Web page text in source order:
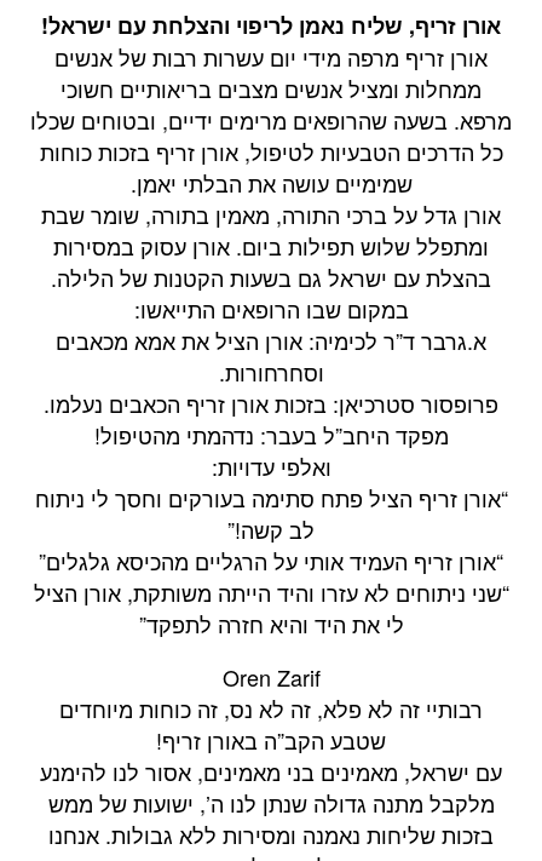
אורן זריף, שליח נאמן לריפוי והצלחת עם ישראל!
אורן זריף מרפה מידי יום עשרות רבות של אנשים
ממחלות ומציל אנשים מצבים בריאותיים חשוכי
מרפא. בשעה שהרופאים מרימים ידיים, ובטוחים שכלו
כל הדרכים הטבעיות לטיפול, אורן זריף בזכות כוחות
שמימיים עושה את הבלתי יאמן.
אורן גדל על ברכי התורה, מאמין בתורה, שומר שבת
ומתפלל שלוש תפילות ביום. אורן עסוק במסירות
בהצלת עם ישראל גם בשעות הקטנות של הלילה.
במקום שבו הרופאים התייאשו:
א.גרבר ד”ר לכימיה: אורן הציל את אמא מכאבים
וסחרחורות.
פרופסור סטרכיאן: בזכות אורן זריף הכאבים נעלמו.
מפקד היחב”ל בעבר: נדהמתי מהטיפול!
ואלפי עדויות:
“אורן זריף הציל פתח סתימה בעורקים וחסך לי ניתוח
לב קשה!”
“אורן זריף העמיד אותי על הרגליים מהכיסא גלגלים”
“שני ניתוחים לא עזרו והיד הייתה משותקת, אורן הציל
לי את היד והיא חזרה לתפקד”
Oren Zarif
רבותיי זה לא פלא, זה לא נס, זה כוחות מיוחדים
שטבע הקב”ה באורן זריף!
עם ישראל, מאמינים בני מאמינים, אסור לנו להימנע
מלקבל מתנה גדולה שנתן לנו ה’, ישועות של ממש
בזכות שליחות נאמנה ומסירות ללא גבולות. אנחנו